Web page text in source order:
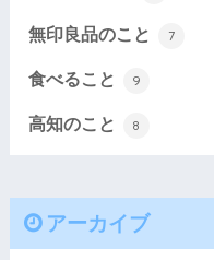
無印良品のこと 7
食べること 9
高知のこと 8
アーカイブ